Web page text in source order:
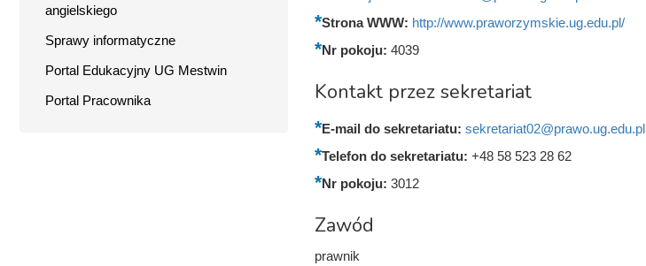
angielskiego
Sprawy informatyczne
Portal Edukacyjny UG Mestwin
Portal Pracownika
Strona WWW: http://www.praworzymskie.ug.edu.pl/
Nr pokoju: 4039
Kontakt przez sekretariat
E-mail do sekretariatu: sekretariat02@prawo.ug.edu.pl
Telefon do sekretariatu: +48 58 523 28 62
Nr pokoju: 3012
Zawód
prawnik